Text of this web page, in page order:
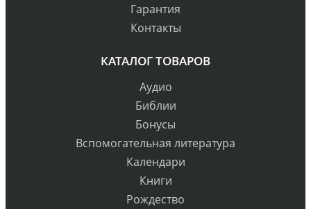
Гарантия
Контакты
КАТАЛОГ ТОВАРОВ
Аудио
Библии
Бонусы
Вспомогательная литература
Календари
Книги
Рождество